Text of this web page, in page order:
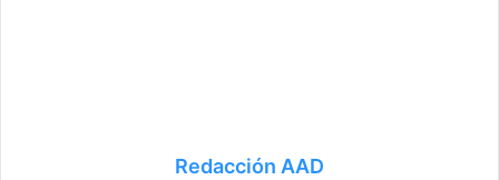
Redacción AAD